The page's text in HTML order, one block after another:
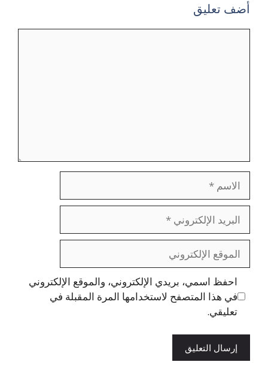
أضف تعليق
الاسم
البريد
الإلكتروني
الموقع
الإلكتروني
احفظ اسمي، بريدي الإلكتروني، والموقع الإلكتروني
في هذا المتصفح لاستخدامها المرة المقبلة في
تعليقي.